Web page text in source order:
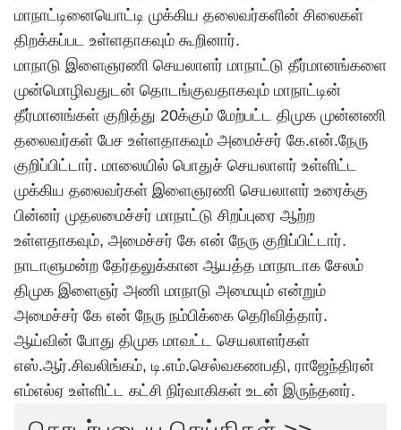
மாநாட்டினையொட்டி முக்கிய தலைவர்களின் சிலைகள்
திறக்கப்பட உள்ளதாகவும் கூறினார்.
மாநாடு இளைஞரணி செயலாளர் மாநாட்டு தீர்மானங்களை
முன்மொழிவதுடன் தொடங்குவதாகவும் மாநாட்டின்
தீர்மானங்கள் குறித்து 20க்கும் மேற்பட்ட திமுக முன்னணி
தலைவர்கள் பேச உள்ளதாகவும் அமைச்சர் கே.என்.நேரு
குறிப்பிட்டார். மாலையில் பொதுச் செயலாளர் உள்ளிட்ட
முக்கிய தலைவர்கள் இளைஞரணி செயலாளர் உரைக்கு
பின்னர் முதலமைச்சர் மாநாட்டு சிறப்புரை ஆற்ற
உள்ளதாகவும், அமைச்சர் கே என் நேரு குறிப்பிட்டார்.
நாடாளுமன்ற தேர்தலுக்கான ஆயத்த மாநாடாக சேலம்
திமுக இளைஞர் அணி மாநாடு அமையும் என்றும்
அமைச்சர் கே என் நேரு நம்பிக்கை தெரிவித்தார்.
ஆய்வின் போது திமுக மாவட்ட செயலாளர்கள்
எஸ்.ஆர்.சிவலிங்கம், டி.எம்.செல்வகணபதி, ராஜேந்திரன்
எம்எல்ஏ உள்ளிட்ட கட்சி நிர்வாகிகள் உடன் இருந்தனர்.